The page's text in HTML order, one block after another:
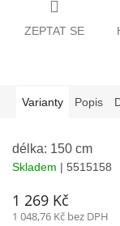
ZEPTAT SE
Varianty Popis
délka: 150 cm
Skladem | 5515158
1 269 Kč
1 048,76 Kč bez DPH